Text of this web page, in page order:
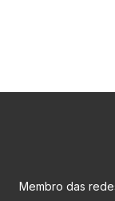
Membro das